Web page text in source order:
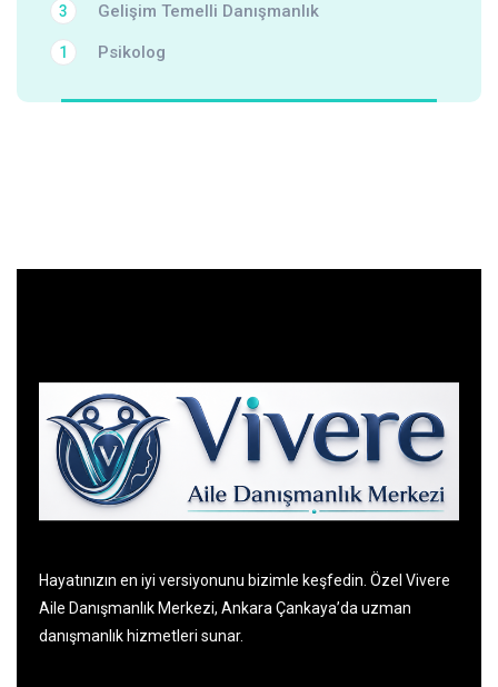
Gelişim Temelli Danışmanlık
3
Psikolog
1
Hayatınızın en iyi versiyonunu bizimle keşfedin. Özel Vivere
Aile Danışmanlık Merkezi, Ankara Çankaya’da uzman
danışmanlık hizmetleri sunar.